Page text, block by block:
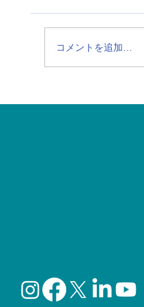
【夏の食中
コメントを追加…